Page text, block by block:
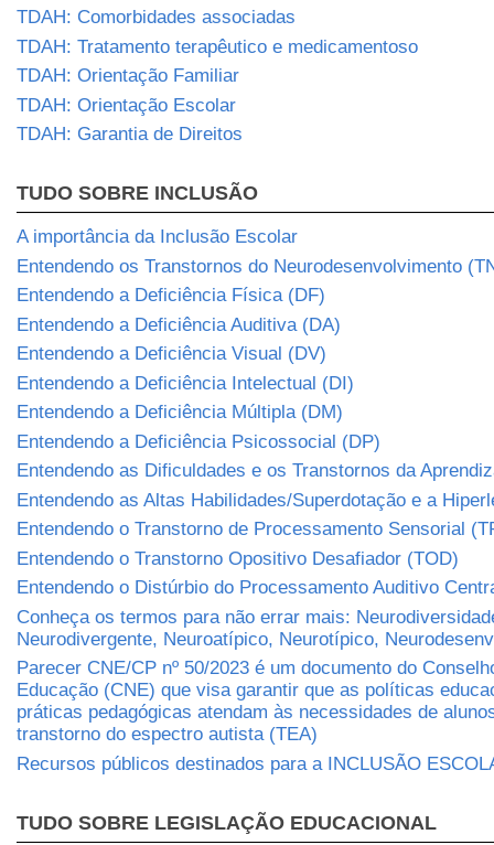
TDAH: Comorbidades associadas
TDAH: Tratamento terapêutico e medicamentoso
TDAH: Orientação Familiar
TDAH: Orientação Escolar
TDAH: Garantia de Direitos
TUDO SOBRE INCLUSÃO
A importância da Inclusão Escolar
Entendendo os Transtornos do Neurodesenvolvimento
Entendendo a Deficiência Física (DF)
Entendendo a Deficiência Auditiva (DA)
Entendendo a Deficiência Visual (DV)
Entendendo a Deficiência Intelectual (DI)
Entendendo a Deficiência Múltipla (DM)
Entendendo a Deficiência Psicossocial (DP)
Entendendo as Dificuldades e os Transtornos da
Entendendo as Altas Habilidades/Superdotação e a
Entendendo o Transtorno de Processamento Sensorial
Entendendo o Transtorno Opositivo Desafiador (TOD)
Entendendo o Distúrbio do Processamento Auditivo
Conheça os termos para não errar mais:
Neurodivergente, Neuroatípico, Neurotípico,
Parecer CNE/CP nº 50/2023 é um documento do
Educação (CNE) que visa garantir que as políticas
práticas pedagógicas atendam às necessidades de
transtorno do espectro autista (TEA)
Recursos públicos destinados para a INCLUSÃO
TUDO SOBRE LEGISLAÇÃO EDUCACIONAL